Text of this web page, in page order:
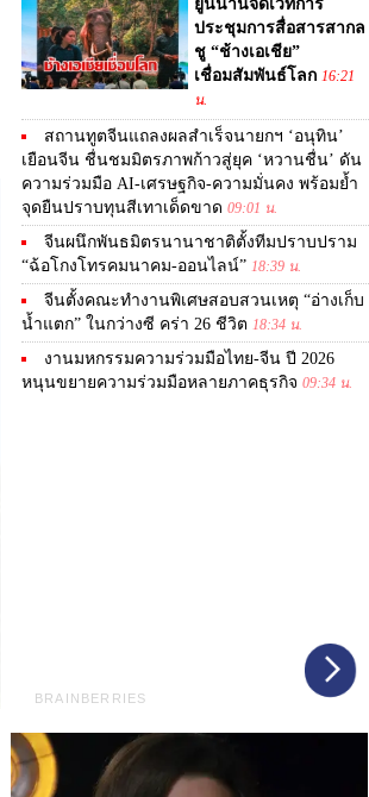
ยูนนานจัดเวทีการ
ประชุมการสื่อสารสากล
ชู “ช้างเอเชีย”
เชื่อมสัมพันธ์โลก 16:21
น.
สถานทูตจีนแถลงผลสำเร็จนายกฯ ‘อนุทิน’
เยือนจีน ชื่นชมมิตรภาพก้าวสู่ยุค ‘หวานชื่น’ ดัน
ความร่วมมือ AI-เศรษฐกิจ-ความมั่นคง พร้อมย้ำ
จุดยืนปราบทุนสีเทาเด็ดขาด 09:01 น.
จีนผนึกพันธมิตรนานาชาติตั้งทีมปราบปราม
“ฉ้อโกงโทรคมนาคม-ออนไลน์” 18:39 น.
จีนตั้งคณะทำงานพิเศษสอบสวนเหตุ “อ่างเก็บ
น้ำแตก” ในกว่างซี คร่า 26 ชีวิต 18:34 น.
งานมหกรรมความร่วมมือไทย-จีน ปี 2026
หนุนขยายความร่วมมือหลายภาคธุรกิจ 09:34 น.